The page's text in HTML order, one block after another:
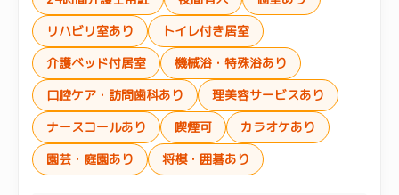
リハビリ室あり
トイレ付き居室
介護ベッド付居室
機械浴・特殊浴あり
口腔ケア・訪問歯科あり
理美容サービスあり
ナースコールあり
喫煙可
カラオケあり
園芸・庭園あり
将棋・囲碁あり